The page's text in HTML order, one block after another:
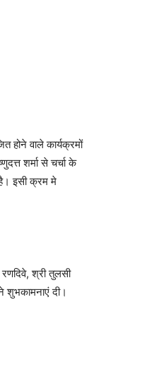
होने वाले कार्यक्रमों
शर्मा से चर्चा के
है। इसी क्रम मे
रणदिवे, श्री तुलसी
शुभकामनाएं दी।